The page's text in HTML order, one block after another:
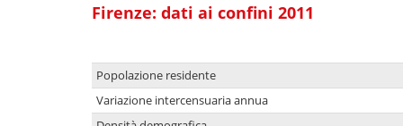
Firenze: dati ai confini 2011
Popolazione residente
Variazione intercensuaria annua